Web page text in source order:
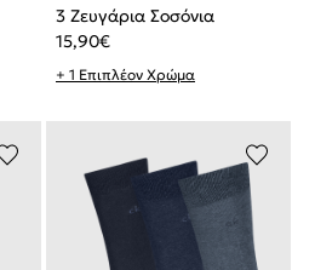
3 Ζευγάρια Σοσόνια
15,90€
+ 1 Επιπλέον Χρώμα